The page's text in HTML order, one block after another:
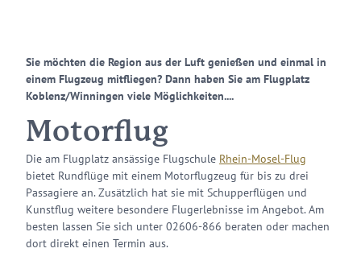
Sie möchten die Region aus der Luft genießen und einmal in
einem Flugzeug mitfliegen? Dann haben Sie am Flugplatz
Koblenz/Winningen viele Möglichkeiten....
Motorflug
Die am Flugplatz ansässige Flugschule Rhein-Mosel-Flug
bietet Rundflüge mit einem Motorflugzeug für bis zu drei
Passagiere an. Zusätzlich hat sie mit Schupperflügen und
Kunstflug weitere besondere Flugerlebnisse im Angebot. Am
besten lassen Sie sich unter 02606-866 beraten oder machen
dort direkt einen Termin aus.